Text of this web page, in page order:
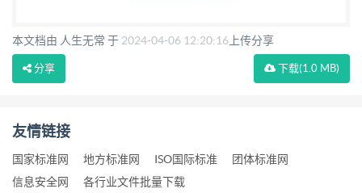
本文档由 人生无常 于 2024-04-06 12:20:16 上传分享
下载(1.0 MB)
分享
友情链接
国家标准网 地方标准网 ISO国际标准
团体标准网
信息安全网
各行业文件批量下载